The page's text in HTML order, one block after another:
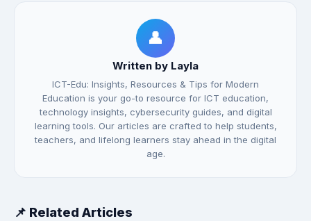
👤
Written by Layla
ICT-Edu: Insights, Resources & Tips for Modern
Education is your go-to resource for ICT education,
technology insights, cybersecurity guides, and digital
learning tools. Our articles are crafted to help students,
teachers, and lifelong learners stay ahead in the digital
age.
📌 Related Articles